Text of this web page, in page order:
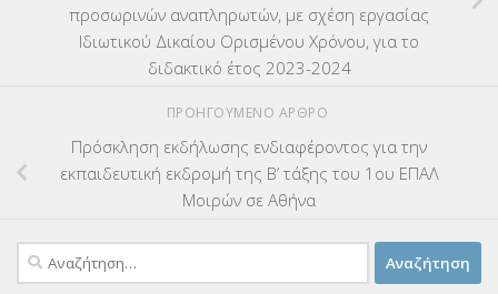
προσωρινών αναπληρωτών, με σχέση εργασίας
Ιδιωτικού Δικαίου Ορισμένου Χρόνου, για το
διδακτικό έτος 2023-2024
ΠΡΟΗΓΟΎΜΕΝΟ ΆΡΘΡΟ
Πρόσκληση εκδήλωσης ενδιαφέροντος για την
εκπαιδευτική εκδρομή της Β’ τάξης του 1ου ΕΠΑΛ
Μοιρών σε Αθήνα
Αναζήτηση
για: